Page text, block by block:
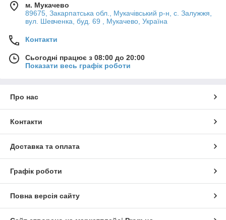
м. Мукачево
89675, Закарпатська обл., Мукачівський р-н, с. Залужжя,
вул. Шевченка, буд. 69 , Мукачево, Україна
Контакти
Сьогодні працює з 08:00 до 20:00
Показати весь графік роботи
Про нас
Контакти
Доставка та оплата
Графік роботи
Повна версія сайту